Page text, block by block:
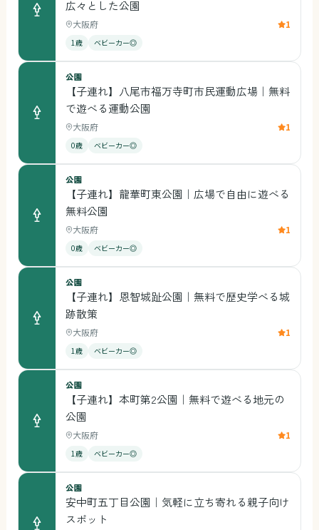
広々とした公園
大阪府 1
1歳 ベビーカー◎
公園
【子連れ】八尾市福万寺町市民運動広場｜無料
で遊べる運動公園
大阪府 1
0歳 ベビーカー◎
公園
【子連れ】龍華町東公園｜広場で自由に遊べる
無料公園
大阪府 1
0歳 ベビーカー◎
公園
【子連れ】恩智城趾公園｜無料で歴史学べる城
跡散策
大阪府 1
1歳 ベビーカー◎
公園
【子連れ】本町第2公園｜無料で遊べる地元の
公園
大阪府 1
1歳 ベビーカー◎
公園
安中町五丁目公園｜気軽に立ち寄れる親子向け
スポット